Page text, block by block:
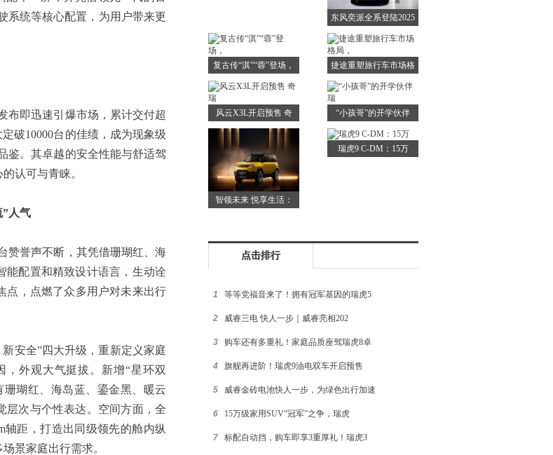
系统等核心配置，为用户带来更
即迅速引爆市场，累计交付超
破10000台的佳绩，成为现象级
鉴。其卓越的安全性能与舒适驾
认可与青睐。
人气
誉声不断，其凭借珊瑚红、海
能配置和精致设计语言，生动诠
点，点燃了众多用户对未来出行
安全”四大升级，重新定义家庭
外观大气挺拔。新增“星环双
瑚红、海岛蓝、鎏金黑、暖云
层次与个性表达。空间方面，全
轴距，打造出同级领先的舱内纵
景家庭出行需求。
东风奕派全系登陆2025
复古传“淇”“蓉”登场，
捷途重塑旅行车市场格
局，
风云X3L开启预售 奇
瑞
“小孩哥”的开学伙伴
瑞
智领未来 悦享生活：
瑞虎9 C-DM：15万
点击排行
1 等等党福音来了！拥有冠军基因的瑞虎5
2 威睿三电 快人一步｜威睿亮相202
3 购车还有多重礼！家庭品质座驾瑞虎8卓
4 旗舰再进阶！瑞虎9油电双车开启预售
5 威睿金砖电池快人一步，为绿色出行加速
6 15万级家用SUV“冠军”之争，瑞虎
7 标配自动挡，购车即享3重厚礼！瑞虎3